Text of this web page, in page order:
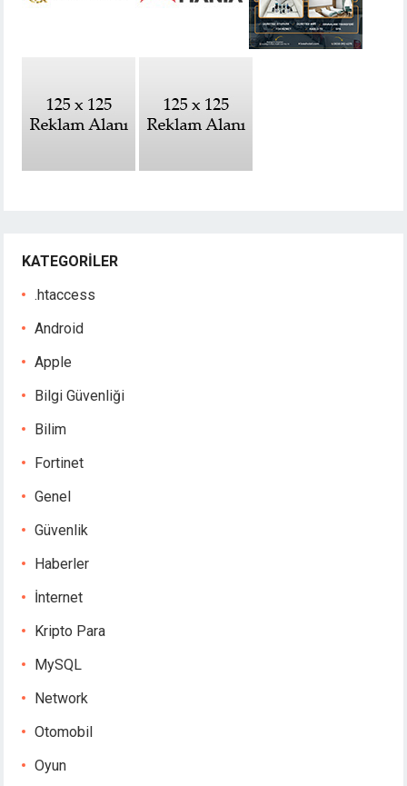
KATEGORILER
.htaccess
Android
Apple
Bilgi Güvenliği
Bilim
Fortinet
Genel
Güvenlik
Haberler
İnternet
Kripto Para
MySQL
Network
Otomobil
Oyun